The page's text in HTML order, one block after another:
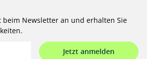
beim Newsletter an und erhalten Sie
Jetzt anmelden